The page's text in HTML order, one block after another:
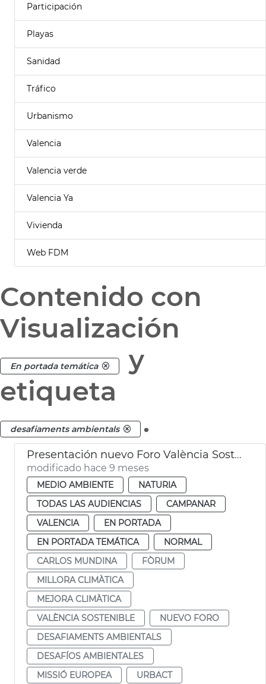
Participación
Playas
Sanidad
Tráfico
Urbanismo
Valencia
Valencia verde
Valencia Ya
Vivienda
Web FDM
Contenido con
Visualización
En portada temática
y
etiqueta
desafiaments ambientals .
Presentación nuevo Foro València Sostenible
modificado hace 9 meses
MEDIO AMBIENTE
NATURIA
TODAS LAS AUDIENCIAS
CAMPANAR
VALENCIA
EN PORTADA
EN PORTADA TEMÁTICA
NORMAL
CARLOS MUNDINA
FÒRUM
MILLORA CLIMÀTICA
MEJORA CLIMÀTICA
VALÈNCIA SOSTENIBLE
NUEVO FORO
DESAFIAMENTS AMBIENTALS
DESAFÍOS AMBIENTALES
MISSIÓ EUROPEA
URBACT